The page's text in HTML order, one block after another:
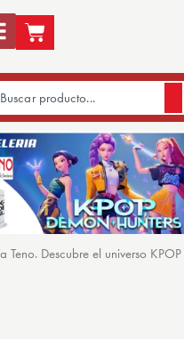
Descubre el universo KPOP